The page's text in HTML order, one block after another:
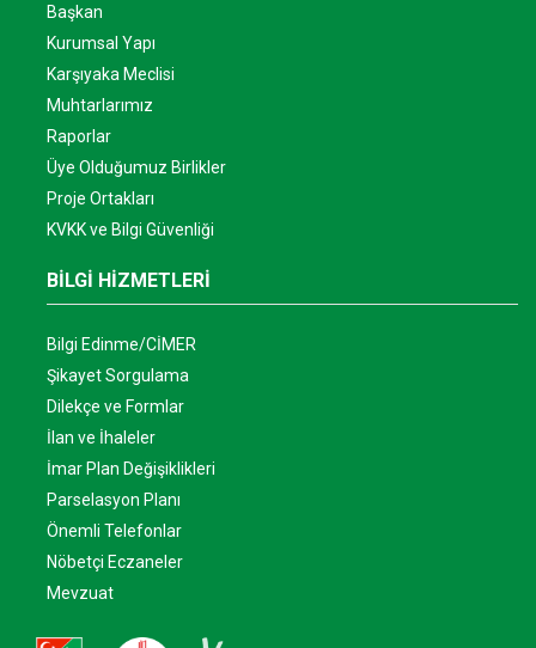
Başkan
Kurumsal Yapı
Karşıyaka Meclisi
Muhtarlarımız
Raporlar
Üye Olduğumuz Birlikler
Proje Ortakları
KVKK ve Bilgi Güvenliği
BİLGİ HİZMETLERİ
Bilgi Edinme/CİMER
Şikayet Sorgulama
Dilekçe ve Formlar
İlan ve İhaleler
İmar Plan Değişiklikleri
Parselasyon Planı
Önemli Telefonlar
Nöbetçi Eczaneler
Mevzuat